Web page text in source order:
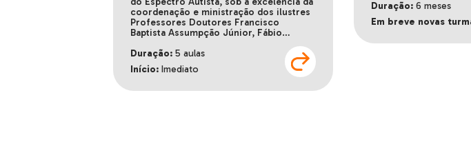
coordenação e ministração dos ilustres
Professores Doutores Francisco
Baptista Assumpção Júnior, Fábio…
Duração:5 aulas
Início:Imediato
Duração: 6 meses
Em breve novas